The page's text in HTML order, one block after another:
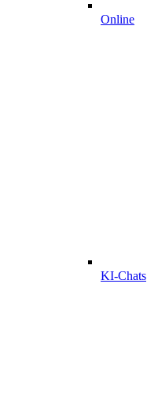
Online
KI-Chats